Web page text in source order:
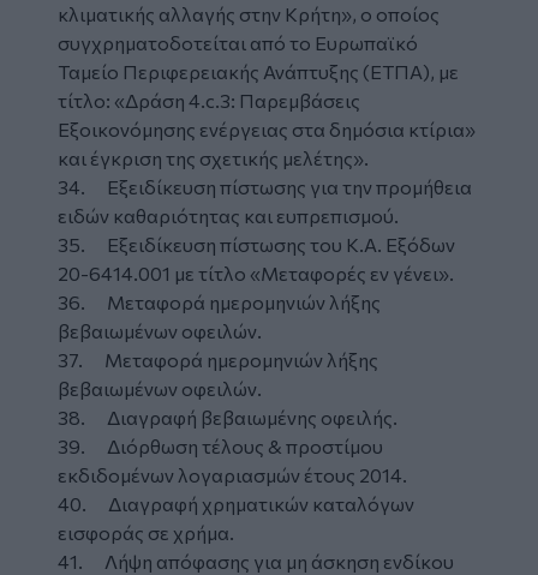
κλιματικής αλλαγής στην Κρήτη», ο οποίος
συγχρηματοδοτείται από το Ευρωπαϊκό
Ταμείο Περιφερειακής Ανάπτυξης (ΕΤΠΑ), με
τίτλο: «Δράση 4.c.3: Παρεμβάσεις
Εξοικονόμησης ενέργειας στα δημόσια κτίρια»
και έγκριση της σχετικής μελέτης».
34. Εξειδίκευση πίστωσης για την προμήθεια
ειδών καθαριότητας και ευπρεπισμού.
35. Εξειδίκευση πίστωσης του Κ.Α. Εξόδων
20-6414.001 με τίτλο «Μεταφορές εν γένει».
36. Μεταφορά ημερομηνιών λήξης
βεβαιωμένων οφειλών.
37. Μεταφορά ημερομηνιών λήξης
βεβαιωμένων οφειλών.
38. Διαγραφή βεβαιωμένης οφειλής.
39. Διόρθωση τέλους & προστίμου
εκδιδομένων λογαριασμών έτους 2014.
40. Διαγραφή χρηματικών καταλόγων
εισφοράς σε χρήμα.
41. Λήψη απόφασης για μη άσκηση ενδίκου